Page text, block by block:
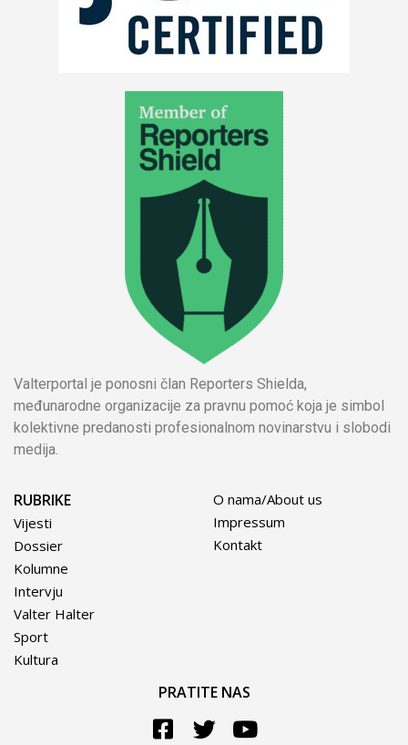
Valterportal je ponosni član Reporters Shielda,
međunarodne organizacije za pravnu pomoć koja je simbol
kolektivne predanosti profesionalnom novinarstvu i slobodi
medija.
RUBRIKE
Vijesti
Dossier
Kolumne
Intervju
Valter Halter
Sport
Kultura
O nama/About us
Impressum
Kontakt
PRATITE NAS